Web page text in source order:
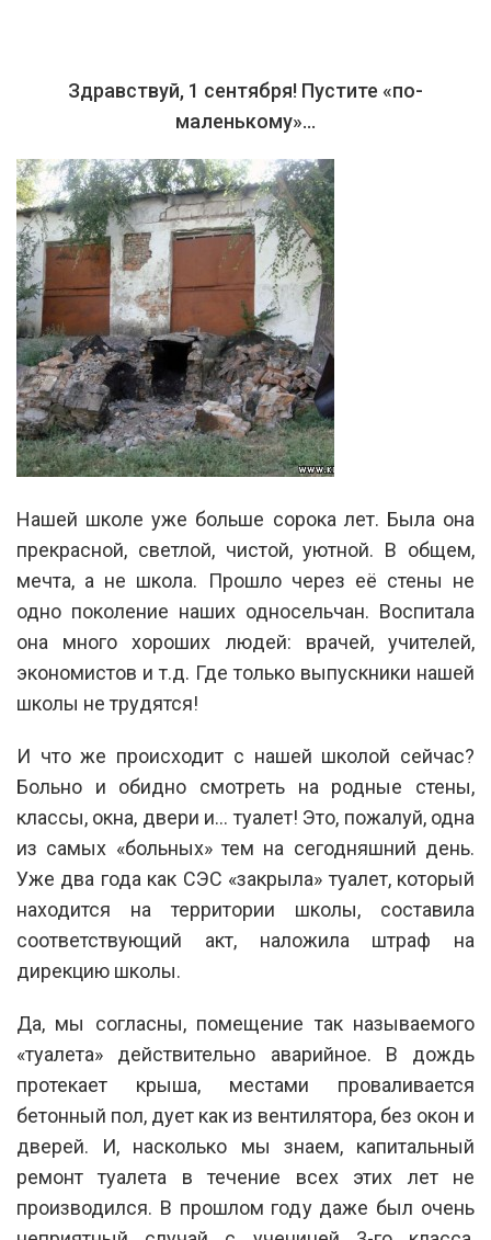
Здравствуй, 1 сентября! Пустите «по-
маленькому»…
Нашей школе уже больше сорока лет. Была она
прекрасной, светлой, чистой, уютной. В общем,
мечта, а не школа. Прошло через её стены не
одно поколение наших односельчан. Воспитала
она много хороших людей: врачей, учителей,
экономистов и т.д. Где только выпускники нашей
школы не трудятся!
И что же происходит с нашей школой сейчас?
Больно и обидно смотреть на родные стены,
классы, окна, двери и… туалет! Это, пожалуй, одна
из самых «больных» тем на сегодняшний день.
Уже два года как СЭС «закрыла» туалет, который
находится на территории школы, составила
соответствующий акт, наложила штраф на
дирекцию школы.
Да, мы согласны, помещение так называемого
«туалета» действительно аварийное. В дождь
протекает крыша, местами проваливается
бетонный пол, дует как из вентилятора, без окон и
дверей. И, насколько мы знаем, капитальный
ремонт туалета в течение всех этих лет не
производился. В прошлом году даже был очень